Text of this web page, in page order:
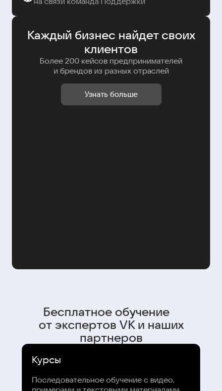
Каждый бизнес найдет своих
клиентов
Более 200 кейсов предпринимателей
и брендов из разных отраслей
Узнать больше
Бесплатное обучение
от экспертов VK и наших
партнеров
Курсы
Последовательное обучение с видео,